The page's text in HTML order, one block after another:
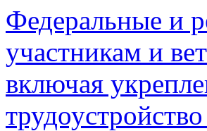
Федеральные и
участникам и
включая